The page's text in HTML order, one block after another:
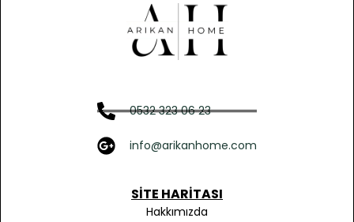
0532 323 06 23
info@arikanhome.com
SITE HARITASI
Hakkımızda